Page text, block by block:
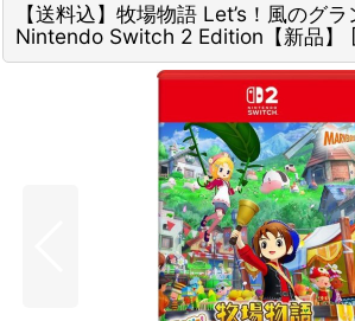
【送料込】牧場物語 Let’s！風のグ
Nintendo Switch 2 Edition【新品】